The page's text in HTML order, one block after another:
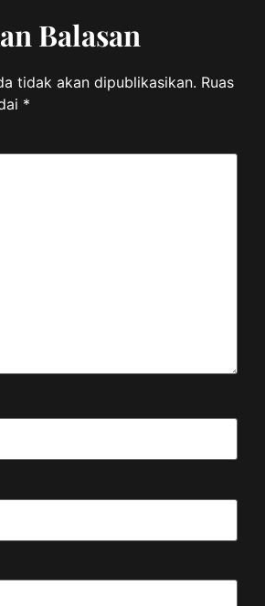
Balasan
tidak akan dipublikasikan. Ruas
*